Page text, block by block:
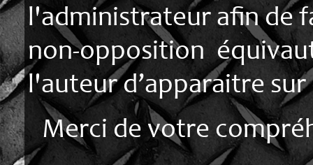
l'administrateur afin de
non-opposition
l'auteur d’apparaitre
Merci de votre